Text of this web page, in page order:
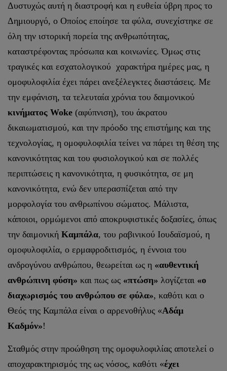
Δυστυχώς αυτή η διαστροφή και η ευθεία ύβρη προς το
Δημιουργό, ο Οποίος εποίησε τα φύλα, συνεχίστηκε σε
όλη την ιστορική πορεία της ανθρωπότητας,
καταστρέφοντας πρόσωπα και κοινωνίες. Όμως στις
τραγικές και εσχατολογικού χαρακτήρα ημέρες μας, η
ομοφυλοφιλία έχει πάρει ανεξέλεγκτες διαστάσεις. Με
την εμφάνιση, τα τελευταία χρόνια του δαιμονικού
κινήματος Woke (αφύπνιση), του άκρατου
δικαιωματισμού, και την πρόοδο της επιστήμης και της
τεχνολογίας, η ομοφυλοφιλία τείνει να πάρει τη θέση της
κανονικότητας και του φυσιολογικού και σε πολλές
περιπτώσεις η κανονικότητα, η φυσικότητα, σε μη
κανονικότητα, ενώ δεν υπερασπίζεται από την
μορφολογία του ανθρωπίνου σώματος. Μάλιστα,
κάποιοι, ορμώμενοι από αποκρυφιστικές δοξασίες, όπως
την δαιμονική Καμπάλα, του ραβινικού Ιουδαϊσμού, η
ομοφυλοφιλία, ο ερμαφροδιτισμός, η έννοια του
ανδρογύνου ανθρώπου, θεωρείται ως η «αυθεντική
ανθρώπινη φύση» και πως ως «πτώση» λογίζεται «ο
διαχωρισμός του ανθρώπου σε φύλα», καθότι και ο
Θεός της Καμπάλα είναι ο αρρενοθήλυς «Αδάμ
Καδμόν»!
Σταθμός στην προώθηση της ομοφυλοφιλίας αποτελεί ο
αποχαρακτηρισμός της ως νόσος, καθότι «έχει